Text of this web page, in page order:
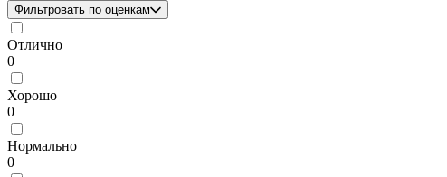
Фильтровать по оценкам
Отлично
0
Хорошо
0
Нормально
0